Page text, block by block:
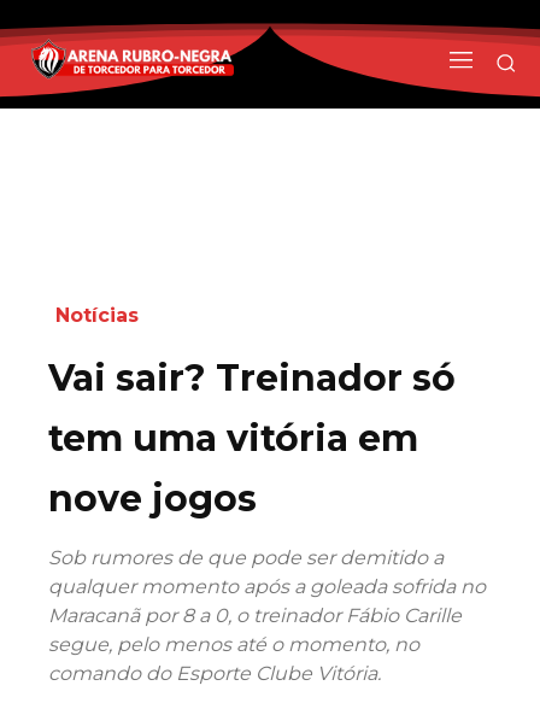
Notícias
Vai sair? Treinador só
tem uma vitória em
nove jogos
Sob rumores de que pode ser demitido a
qualquer momento após a goleada sofrida no
Maracanã por 8 a 0, o treinador Fábio Carille
segue, pelo menos até o momento, no
comando do Esporte Clube Vitória.